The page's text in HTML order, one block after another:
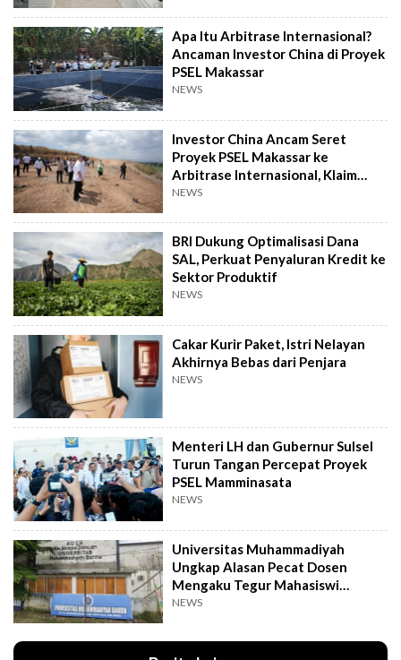
Apa Itu Arbitrase Internasional?
Ancaman Investor China di Proyek
PSEL Makassar
NEWS
Investor China Ancam Seret
Proyek PSEL Makassar ke
Arbitrase Internasional, Klaim
Rugi Rp2,4 T
NEWS
BRI Dukung Optimalisasi Dana
SAL, Perkuat Penyaluran Kredit ke
Sektor Produktif
NEWS
Cakar Kurir Paket, Istri Nelayan
Akhirnya Bebas dari Penjara
NEWS
Menteri LH dan Gubernur Sulsel
Turun Tangan Percepat Proyek
PSEL Mamminasata
NEWS
Universitas Muhammadiyah
Ungkap Alasan Pecat Dosen
Mengaku Tegur Mahasiswi
Berpakaian Ketat
NEWS